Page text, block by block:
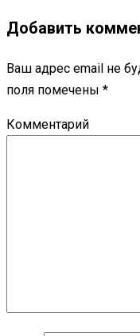
Добавить
Ваш адрес email не
поля помечены *
Комментарий